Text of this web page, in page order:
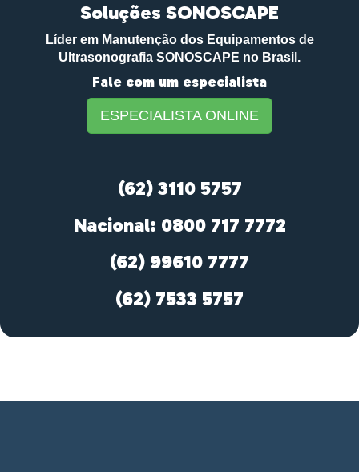
Soluções SONOSCAPE
Líder em Manutenção dos Equipamentos de
Ultrasonografia SONOSCAPE no Brasil.
Fale com um especialista
ESPECIALISTA ONLINE
(62) 3110 5757
Nacional: 0800 717 7772
(62) 99610 7777
(62) 7533 5757